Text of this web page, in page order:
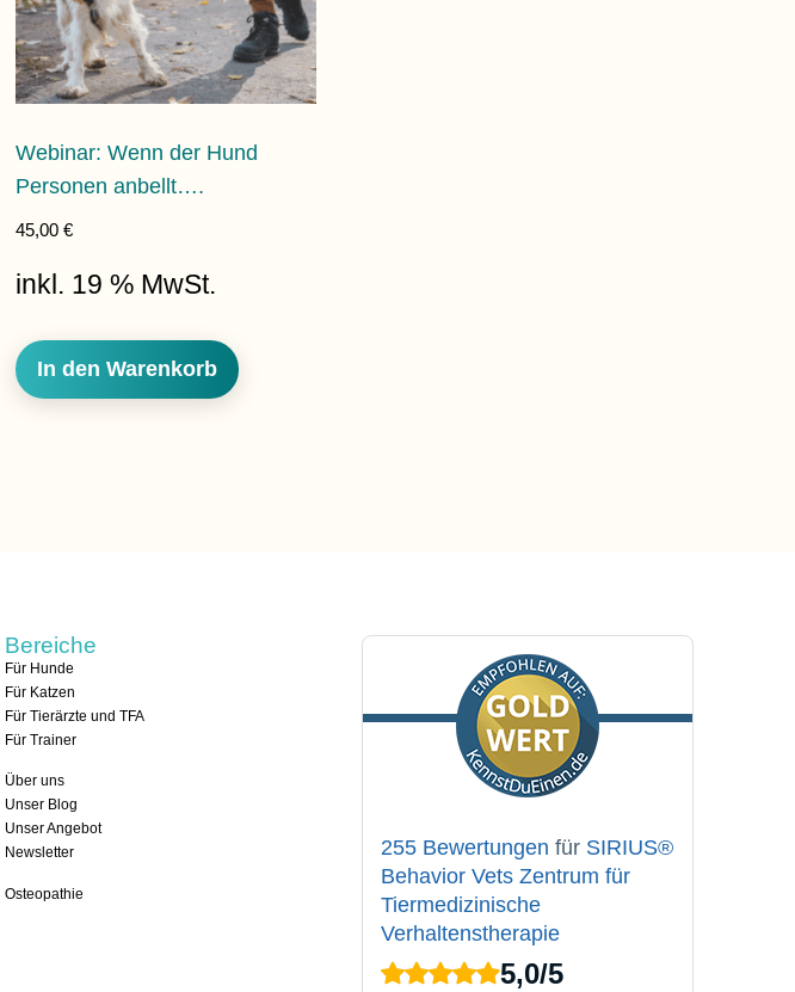
Webinar: Wenn der Hund
Personen anbellt….
45,00€
inkl. 19 % MwSt.
In den Warenkorb
Bereiche
Für Hunde
Für Katzen
Für Tierärzte und TFA
Für Trainer
Über uns
Unser Blog
Unser Angebot
Newsletter
Osteopathie
255 Bewertungen für SIRIUS®
Behavior Vets Zentrum für
Tiermedizinische
Verhaltenstherapie
5,0/5